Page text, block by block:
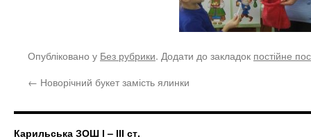
Опубліковано у Без рубрики. Додати до закладок постійне
← Новорічний букет замість ялинки
Карильська ЗОШ І – ІІІ ст.